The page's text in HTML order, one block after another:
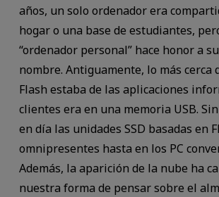
años, un solo ordenador era
hogar o una base de estudiantes,
“ordenador personal” hace honor a
nombre. Antiguamente, lo más cerca
Flash estaba de las aplicaciones
clientes era en una memoria USB.
en día las unidades SSD basadas en
omnipresentes hasta en los PC
Además, la aparición de la nube ha
nuestra forma de pensar sobre el